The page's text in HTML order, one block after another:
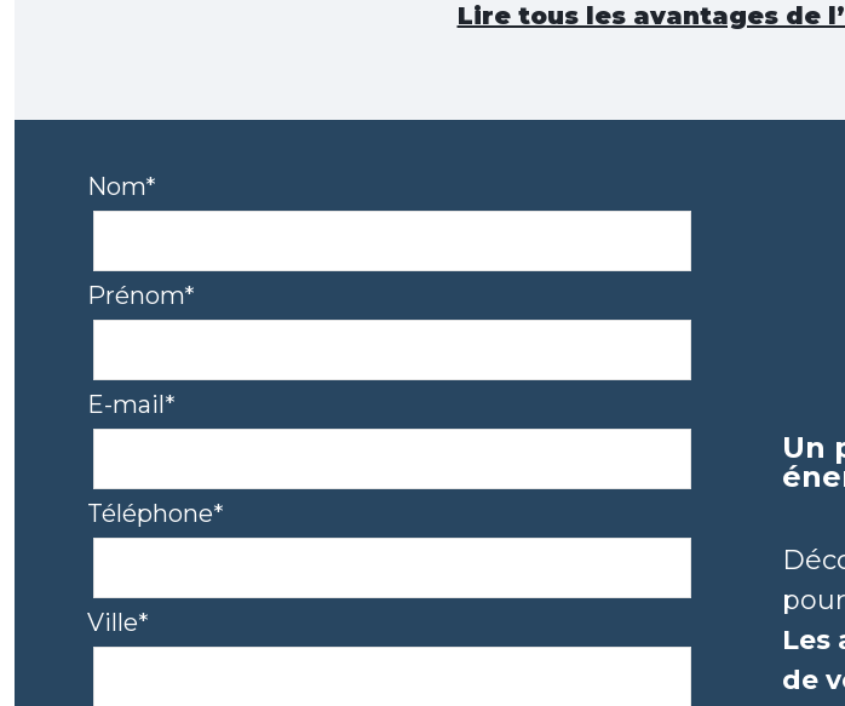
Lire tous les avantages de
Nom*
Prénom*
E-mail*
Téléphone*
Ville*
Un
Les
de